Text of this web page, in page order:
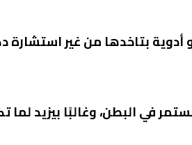
بتاخدها من غير استشارة
في البطن، وغالبًا بيزيد لما